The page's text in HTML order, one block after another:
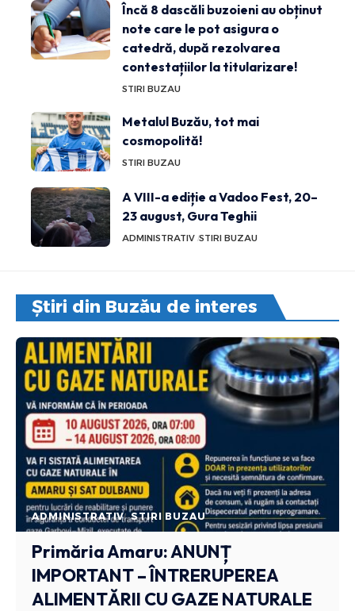
Încă 8 dascăli buzoieni au obținut
note care le pot asigura o
catedră, după rezolvarea
contestațiilor la titularizare!
STIRI BUZAU
Metalul Buzău, tot mai
cosmopolită!
STIRI BUZAU
A VIII-a ediție a Vadoo Fest, 20–
23 august, Gura Teghii
ADMINISTRATIV STIRI BUZAU
Știri din Buzău de interes
ADMINISTRATIV STIRI BUZAU
Primăria Amaru: ANUNȚ
IMPORTANT – ÎNTRERUPEREA
ALIMENTĂRII CU GAZE NATURALE